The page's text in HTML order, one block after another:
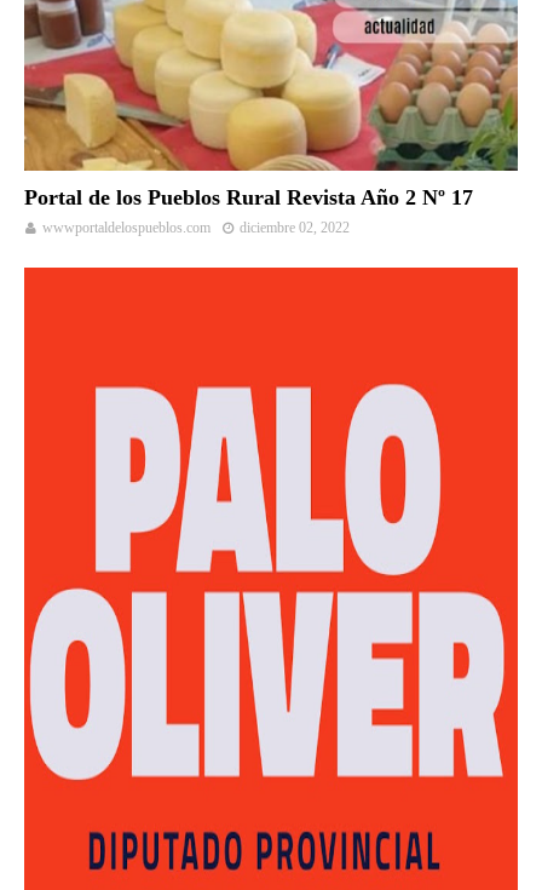
Portal de los Pueblos Rural Revista Año 2 Nº 17
wwwportaldelospueblos.com diciembre 02, 2022